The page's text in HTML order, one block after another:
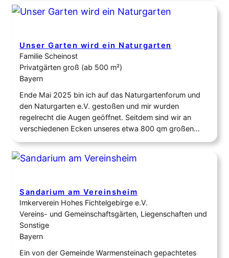
Unser Garten wird ein Naturgarten
Familie Scheinost
Privatgärten groß (ab 500 m²)
Bayern
Ende Mai 2025 bin ich auf das Naturgartenforum und
den Naturgarten e.V. gestoßen und mir wurden
regelrecht die Augen geöffnet. Seitdem sind wir an
verschiedenen Ecken unseres etwa 800 qm großen
Gartens am Umgestalten. Der Garten wurde in den
70ern von meinen Großeltern angelegt – ein klassischer
Ziergarten mit großer Rasenfläche, zahlreichen
Sandarium am Vereinsheim
Imkerverein Hohes Fichtelgebirge e.V.
Vereins- und Gemeinschaftsgärten, Liegenschaften und
Sonstige
Bayern
Ein von der Gemeinde Warmensteinach gepachtetes